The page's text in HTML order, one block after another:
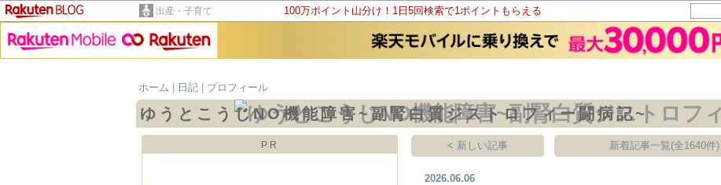
出産・子育て 100万ポイント山分け！1日5回検索で1ポイントもらえる
ホーム
日記 プロフィール
ゆうとこうじNO機能障害~副腎白質ジストロフィー闘病記~
PR < 新しい記事 新着記事一覧(全1640件)
2026.06.06